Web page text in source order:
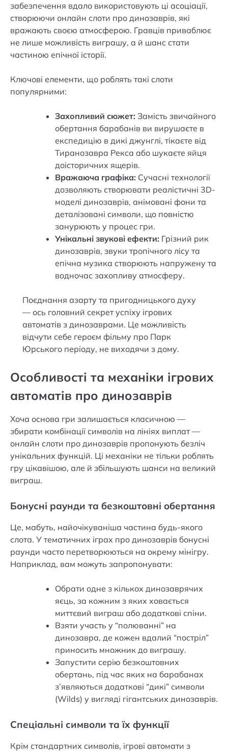
забезпечення вдало використовують ці асоціації,
створюючи онлайн слоти про динозаврів, які
вражають своєю атмосферою. Гравців приваблює
не лише можливість виграшу, а й шанс стати
частиною епічної історії.
Ключові елементи, що роблять такі слоти
популярними:
Захопливий сюжет: Замість звичайного
обертання барабанів ви вирушаєте в
експедицію в дикі джунглі, тікаєте від
Тиранозавра Рекса або шукаєте яйця
доісторичних ящерів.
Вражаюча графіка: Сучасні технології
дозволяють створювати реалістичні 3D-
моделі динозаврів, анімовані фони та
деталізовані символи, що повністю
занурюють у процес гри.
Унікальні звукові ефекти: Грізний рик
динозаврів, звуки тропічного лісу та
епічна музика створюють напружену та
водночас захопливу атмосферу.
Поєднання азарту та пригодницького духу
— ось головний секрет успіху ігрових
автоматів з динозаврами. Це можливість
відчути себе героєм фільму про Парк
Юрського періоду, не виходячи з дому.
Особливості та механіки ігрових
автоматів про динозаврів
Хоча основа гри залишається класичною —
збирати комбінації символів на лініях виплат —
онлайн слоти про динозаврів пропонують безліч
унікальних функцій. Ці механіки не тільки роблять
гру цікавішою, але й збільшують шанси на великий
виграш.
Бонусні раунди та безкоштовні обертання
Це, мабуть, найочікуваніша частина будь-якого
слота. У тематичних іграх про динозаврів бонусні
раунди часто перетворюються на окрему мінігру.
Наприклад, вам можуть запропонувати:
Обрати одне з кількох динозаврячих
яєць, за кожним з яких ховається
миттєвий виграш або додаткові спіни.
Взяти участь у “полюванні” на
динозавра, де кожен вдалий “постріл”
приносить множник до виграшу.
Запустити серію безкоштовних
обертань, під час яких на барабанах
з’являються додаткові “дикі” символи
(Wilds) у вигляді гігантських динозаврів.
Спеціальні символи та їх функції
Крім стандартних символів, ігрові автомати з